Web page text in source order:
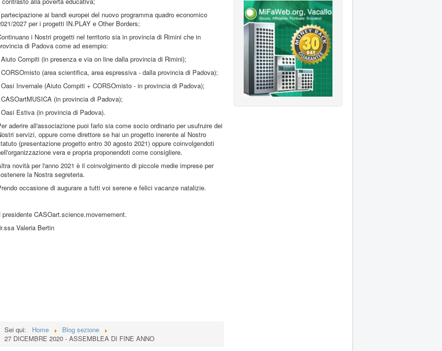
ai bandi europei del nuovo programma quadro economico
2027 per i progetti IN.PLAY e Other Borders;
i Nostri progetti nel territorio sia in provincia di Rimini che in
di Padova come ad esempio:
Compiti (in presenza e via on line dalla provincia di Rimini);
(area scientifica, area espressiva - dalla provincia di Padova);
Invernale (Aiuto Compiti + CORSOmisto - in provincia di Padova);
(in provincia di Padova);
Estiva (in provincia di Padova).
aderire all'associazione puoi farlo sia come socio ordinario per usufruire dei
servizi, oppure come direttore se hai un progetto inerente al Nostro
(presentazione progetto entro 30 agosto 2021) oppure coinvolgendoti
vera e propria proponendoti come consigliere.
novità per l'anno 2021 è il coinvolgimento di piccole medie imprese per
la Nostra segreteria.
occasione di augurare a tutti voi serene e felici vacanze natalizie.
presidente CASOart.science.movemement.
Valeria Bertin
Sei qui: Home
Blog sezione
27 DICEMBRE 2020 - ASSEMBLEA DI FINE ANNO